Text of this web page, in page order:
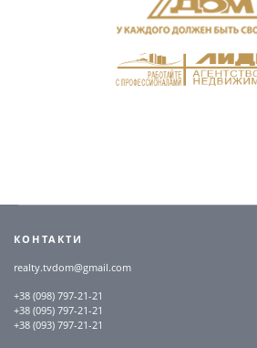
КОНТАКТИ
realty.tvdom@gmail.com
+38 (098) 797-21-21
+38 (095) 797-21-21
+38 (093) 797-21-21